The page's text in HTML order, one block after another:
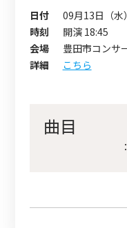
日付
09月13日（水）
時刻
開演 18:45
会場
豊田市コンサ
詳細
こちら
曲目
：